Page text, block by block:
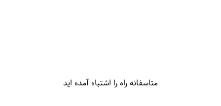
متاسفانه راه را اشتباه آمده اید